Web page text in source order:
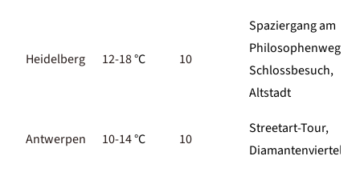
Heidelberg 12-18°C 10
Spaziergang am
Philosophenweg,
Schlossbesuch,
Altstadt
Antwerpen 10-14°C 10
Streetart-Tour,
Diamantenviertel